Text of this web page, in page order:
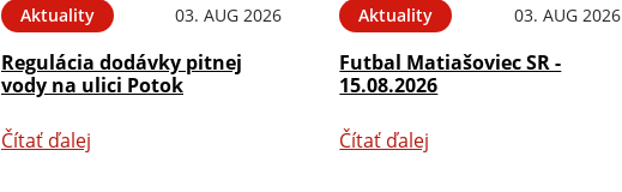
Aktuality 03. AUG 2026
Regulácia dodávky pitnej
vody na ulici Potok
Čítať ďalej
Aktuality 03. AUG 2026
Futbal Matiašoviec SR -
15.08.2026
Čítať ďalej